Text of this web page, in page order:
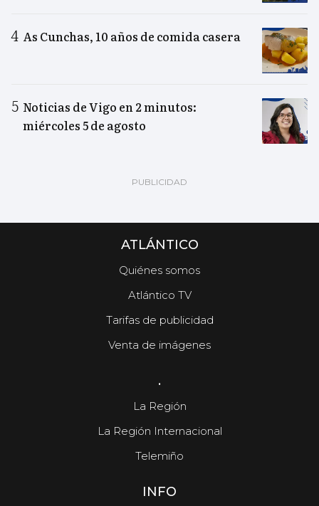
As Cunchas, 10 años de comida casera
Noticias de Vigo en 2 minutos:
miércoles 5 de agosto
ATLÁNTICO
Quiénes somos
Atlántico TV
Tarifas de publicidad
Venta de imágenes
.
La Región
La Región Internacional
Telemiño
INFO